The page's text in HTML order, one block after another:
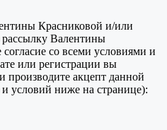
Красниковой и/или
рассылку Валентины
со всеми условиями и
или регистрации вы
производите акцепт данной
условий ниже на странице):